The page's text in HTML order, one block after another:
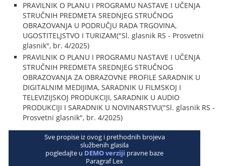
PRAVILNIK O PLANU I PROGRAMU NASTAVE I UČENJA
STRUČNIH PREDMETA SREDNJEG STRUČNOG
OBRAZOVANJA U PODRUČJU RADA TRGOVINA,
UGOSTITELJSTVO I TURIZAM("Sl. glasnik RS - Prosvetni
glasnik", br. 4/2025)
PRAVILNIK O PLANU I PROGRAMU NASTAVE I UČENJA
STRUČNIH PREDMETA SREDNJEG STRUČNOG
OBRAZOVANJA ZA OBRAZOVNE PROFILE SARADNIK U
DIGITALNIM MEDIJIMA, SARADNIK U FILMSKOJ I
TELEVIZIJSKOJ PRODUKCIJI, SARADNIK U AUDIO
PRODUKCIJI I SARADNIK U NOVINARSTVU("Sl. glasnik RS -
Prosvetni glasnik", br. 4/2025)
Sve propise iz ovog i prethodnih brojeva
službenih glasila
pogledajte u DEMO verziji pravne baze
Paragraf Lex